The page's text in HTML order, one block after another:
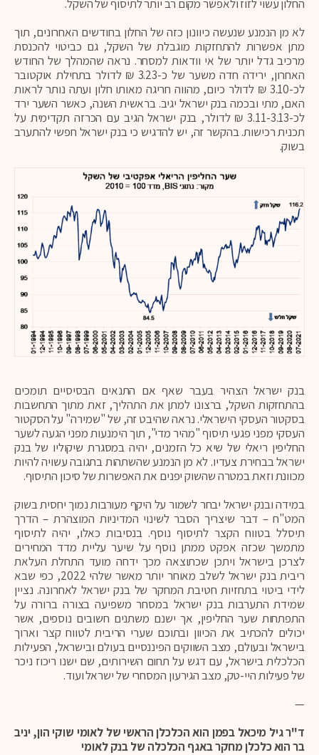
החלון עשוי לזוז ולאפשר מקום רב יותר לתיסוף של השקל.
לא מן הנמנע שנעשה כיוונון כזה של החלון בחודשים האחרונים, תוך
מתן אפשרות להתחזקות מוגבלת של השקל, גם כביטוי להכנסת
מרכיב גדל יותר של אי וודאות למסחר. נראה שהמהלך של החודש
האחרון, ירידה חדה משער של כ-3.23 ₪ לדולר בתחילת אוקטובר
לכ-3.10 ₪ לדולר כיום, מהווה חריגה מאותו חלון ועתה נותר לראות
האם, מתי ובכמה בנק ישראל יגיב. בראשית השנה, כאשר השער ירד
לכ-3.11-3.13 ₪ לדולר, בנק ישראל הגיב עם הכרזה תקדימית על
תכנית רכישות. בהקשר זה, יש להדגיש כי בנק ישראל חפשי להתערב
בשוק.
בנק ישראל הצהיר בעבר שאף אם התנאים הבסיסיים תומכים
בהתחזקות השקל, ברצונו למתן את התהליך, זאת מתוך התחשבות
בסקטור העסקי הישראלי. נראה שהיבט זה, של "שמירה" על הסקטור
העסקי מפני פגעי תיסוף "מהיר מדי", תוך הימנעות מפני הגעה לשער
החליפין ריאלי של שיא כל הזמנים, יהיה במסגרת שיקוליו של בנק
ישראל בבחירת צעדיו. לא מן הנמנע שהשתהות בתגובה עשויה להיות
מכוונת וזאת במטרה שהשוק יפנים את האפשרות של סיכון התיסוף.
במידה ובנק ישראל יבחר לשמור על היקף מעורבות נמוך יחסית בשוק
המט"ח – דבר שיצריך הסבר לשינוי המדיניות המוצהרת – הדרך
תיסלל בטווח הקצר לתיסוף נוסף. בנסיבות כאלו, יהיה לתיסוף
מתמשך שכזה אפקט ממתן נוסף על שיער עליית מדד המחירים
לצרכן בישראל ויתכן שכתוצאה מכך ידחה מועד התחלת העלאת
ריבית בנק ישראל לשלב מאוחר יותר מאשר שלהי 2022, כפי שבא
לידי ביטוי בתחזיות חטיבת המחקר של בנק ישראל לאחרונה. נציין
שמידת התערבות בנק ישראל במסחר משפיעה בצורה ברורה על
התפתחות שער החליפין, אך ישנם משתנים חשובים נוספים, אשר
יכולים להכתיב את הכיוון ובתוכם שערי הריבית לטווח קצר וארוך
בישראל ובעולם, מצב השווקים הפיננסיים בעולם ובישראל, הפעילות
הכלכלית בישראל, עם דגש על תחום השירותים, שם ישנו ריכוז ניכר
של פעילות היי-טק, מצב הגירעון המסחרי של ישראל ועוד.
—
ד"ר גיל מיכאל בפמן הוא הכלכלן הראשי של לאומי שוקי הון, יניב
בר הוא כלכלן מחקר באגף הכלכלה של בנק לאומי